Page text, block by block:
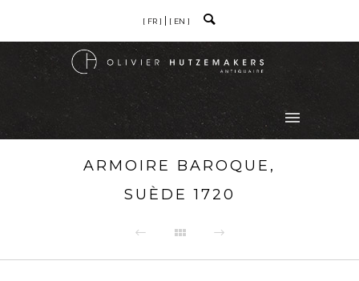
[ FR ] [ EN ]
ARMOIRE BAROQUE,
SUÈDE 1720